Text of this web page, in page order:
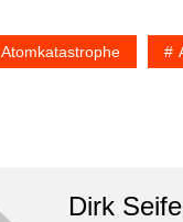
Atomkatastrophe
Dirk